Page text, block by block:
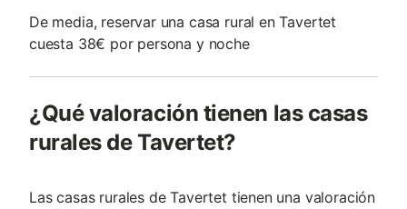
De media, reservar una casa rural en Tavertet
cuesta 38€ por persona y noche
¿Qué valoración tienen las casas
rurales de Tavertet?
Las casas rurales de Tavertet tienen una valoración